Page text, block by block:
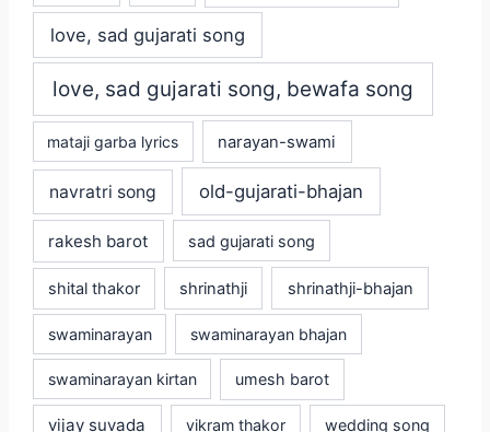
love, sad gujarati song
love, sad gujarati song, bewafa song
mataji garba lyrics narayan-swami
navratri song old-gujarati-bhajan
rakesh barot sad gujarati song
shital thakor shrinathji shrinathji-bhajan
swaminarayan swaminarayan bhajan
swaminarayan kirtan umesh barot
vijay suvada vikram thakor wedding song